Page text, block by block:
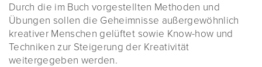
Durch die im Buch vorgestellten Methoden und
Übungen sollen die Geheimnisse außergewöhnlich
kreativer Menschen gelüftet sowie Know-how und
Techniken zur Steigerung der Kreativität
weitergegeben werden.